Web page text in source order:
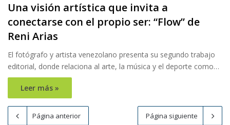
Una visión artística que invita a
conectarse con el propio ser: “Flow” de
Reni Arias
El fotógrafo y artista venezolano presenta su segundo trabajo
editorial, donde relaciona al arte, la música y el deporte como…
Leer más »
Página anterior Página siguiente